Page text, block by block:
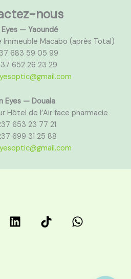
nous
— Yaoundé
Immeuble Macabo (après Total)
683 59 05 99
652 26 23 29
Eyes — Douala
Hôtel de l’Air face pharmacie
653 23 77 21
699 31 25 88